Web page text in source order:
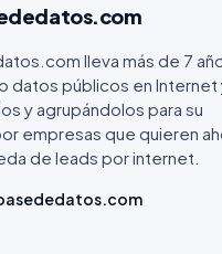
.com
lleva más de 7
datos públicos en Internet
y agrupándolos para su
empresas que quieren
de leads por internet.